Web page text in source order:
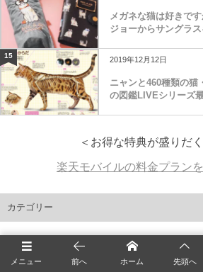
メガネな猫は好きで
ジョーからサングラ
15 2019年12月12日
ニャンと460種類の猫
の図鑑LIVEシリーズ
＜お得な特典が盛りだ
楽天モバイルの料金プラン
カテゴリー
最新猫ニュース
メニュー
前へ ホーム 先頭へ